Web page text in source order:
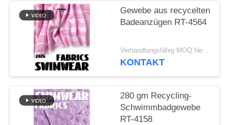
PRIVACY
POLICY
Gewebe aus recycelten
Badeanzügen RT-4564
Verhandlungsfähig MOQ:Negotiable
KONTAKT
280 gm Recycling-
Schwimmbadgewebe
RT-4158